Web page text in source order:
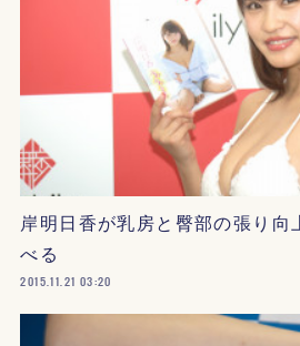
岸明日香が乳房と臀部の張り向
べる
2015.11.21 03:20